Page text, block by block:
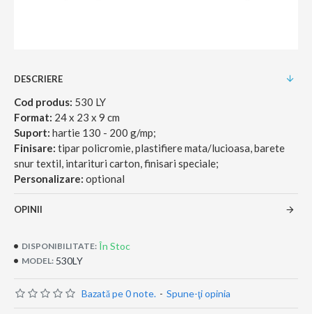
DESCRIERE
Cod produs: 530 LY
Format: 24 x 23 x 9 cm
Suport: hartie 130 - 200 g/mp;
Finisare: tipar policromie, plastifiere mata/lucioasa, barete
snur textil, intarituri carton, finisari speciale;
Personalizare: optional
OPINII
DISPONIBILITATE: În Stoc
MODEL: 530LY
Bazată pe 0 note. - Spune-ţi opinia